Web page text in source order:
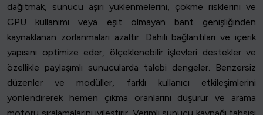
dağıtmak, sunucu aşırı yüklenmelerini, çökme risklerini ve
CPU kullanımı veya eşit olmayan bant genişliğinden
kaynaklanan zorlanmaları azaltır. Dahili bağlantıları ve içerik
yapısını optimize eder, ölçeklenebilir işlevleri destekler ve
özellikle paylaşımlı sunucularda talebi dengeler. Benzersiz
düzenler ve modüller, farklı kullanıcı etkileşimlerini
yönlendirerek hemen çıkma oranlarını düşürür ve arama